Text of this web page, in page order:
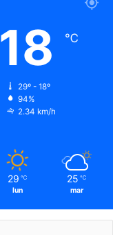
18 ℃
29º - 18º
94%
2.34 km/h
29 ℃
lun
25 ℃
mar